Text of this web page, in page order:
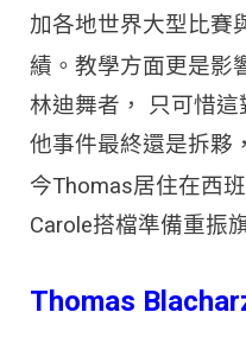
加各地世界大型比賽
績。教學方面更是影
林迪舞者， 只可惜
他事件最終還是拆夥
今Thomas居住在西
Carole搭檔準備重振
Thomas